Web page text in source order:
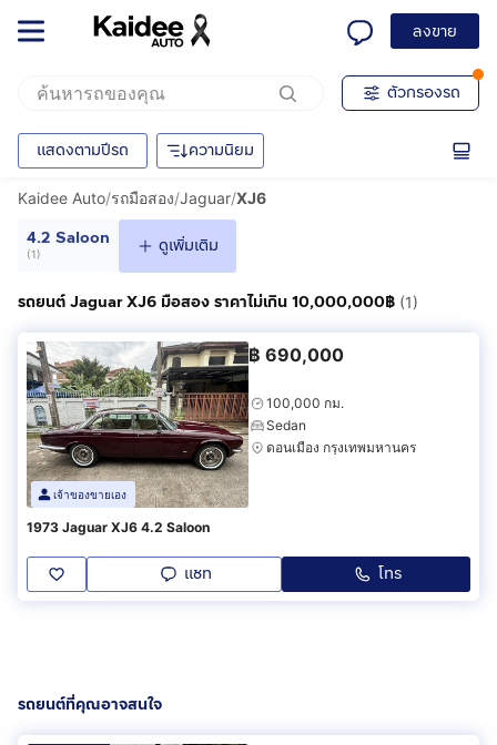
ลงขาย
ตัวกรองรถ
แสดงตามปีรถ ความนิยม
Kaidee Auto/รถมือสอง/Jaguar/XJ6
4.2 Saloon
(1) ดูเพิ่มเติม
รถยนต์ Jaguar XJ6 มือสอง ราคาไม่เกิน 10,000,000฿ (1)
เจ้าของขายเอง
฿ 690,000
100,000 กม.
Sedan
ดอนเมือง กรุงเทพมหานคร
1973 Jaguar XJ6 4.2 Saloon
แชท โทร
รถยนต์ที่คุณอาจสนใจ